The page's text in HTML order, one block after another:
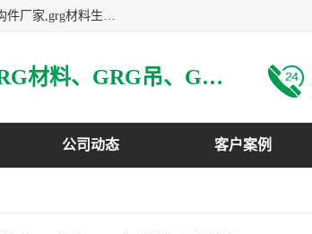
主营广东grg厂家,广东grc厂家,grg材料,grc材料,grg厂家,grc厂家,grg吊顶,grg造型,grg构件,grc构件,grc线条,grc构件厂家,grg材料生产厂家,grg材料定制,uhpc,uhpc厂家,uhpc外墙挂板,uhpc镂空幕墙板,3万平方厂房,如果您对我公司的产品服务感兴趣,请联系我们.
主要生产：GRG材料、GRG吊、GRG构件、GRG线条、GRG艺术造型、GRG吊材料等
公司动态 客户案例